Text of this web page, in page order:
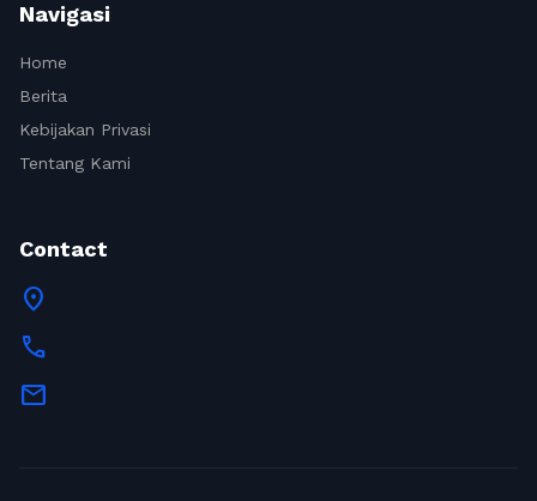
Navigasi
Home
Berita
Kebijakan Privasi
Tentang Kami
Contact
location_on
call
mail